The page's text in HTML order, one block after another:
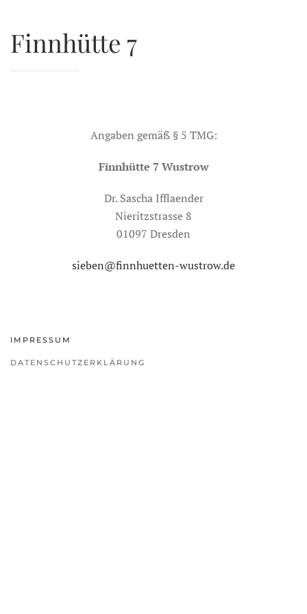
Zum Hauptinhalt springen
Finnhütte 7
Angaben gemäß § 5 TMG:
Finnhütte 7 Wustrow
Dr. Sascha Ifflaender
Nieritzstrasse 8
01097 Dresden
sieben@finnhuetten-wustrow.de
IMPRESSUM
DATENSCHUTZERKLÄRUNG